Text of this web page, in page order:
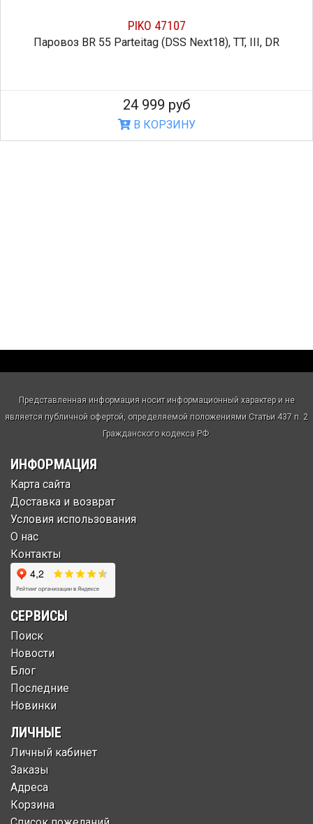
(DSS Next18), TT, III, DR
Автомобиль
Представленная информация носит информационный характер и не
является публичной офертой, определяемой положениями Статьи 437 п. 2
Гражданского кодекса РФ.
ИНФОРМАЦИЯ
Карта сайта
Доставка и возврат
Условия использования
О нас
Контакты
СЕРВИСЫ
Поиск
Новости
Блог
Последние
Новинки
ЛИЧНЫЕ
Личный кабинет
Заказы
Адреса
Корзина